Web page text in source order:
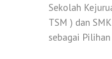
Sekolah
TSM ) dan
sebagai Pilihan